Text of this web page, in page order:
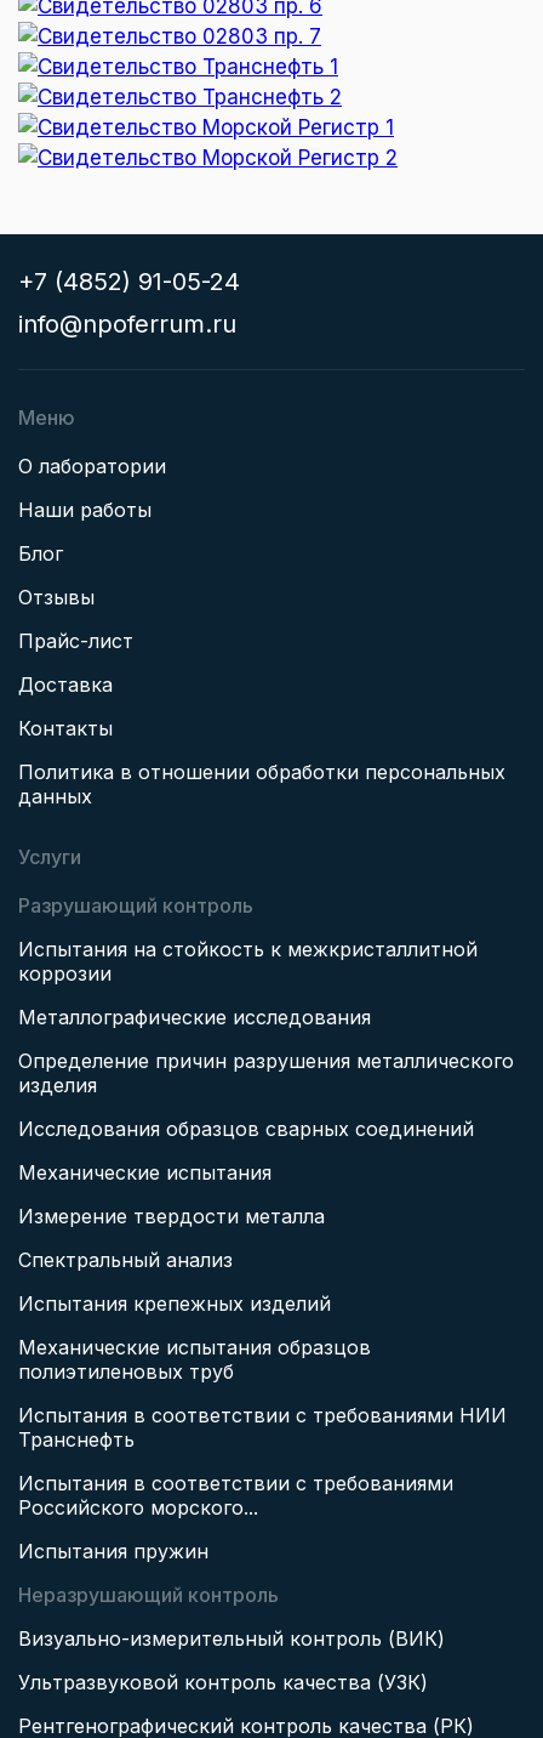
+7 (4852) 91-05-24
info@npoferrum.ru
Меню
О лаборатории
Наши работы
Блог
Отзывы
Прайс-лист
Доставка
Контакты
Политика в отношении обработки персональных
данных
Услуги
Разрушающий контроль
Испытания на стойкость к межкристаллитной
коррозии
Металлографические исследования
Определение причин разрушения металлического
изделия
Исследования образцов сварных соединений
Механические испытания
Измерение твердости металла
Спектральный анализ
Испытания крепежных изделий
Механические испытания образцов
полиэтиленовых труб
Испытания в соответствии с требованиями НИИ
Транснефть
Испытания в соответствии с требованиями
Российского морского...
Испытания пружин
Неразрушающий контроль
Визуально-измерительный контроль (ВИК)
Ультразвуковой контроль качества (УЗК)
Рентгенографический контроль качества (РК)